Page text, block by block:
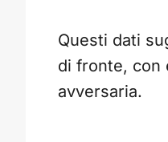
Questi dati
di fronte, con
avversaria.